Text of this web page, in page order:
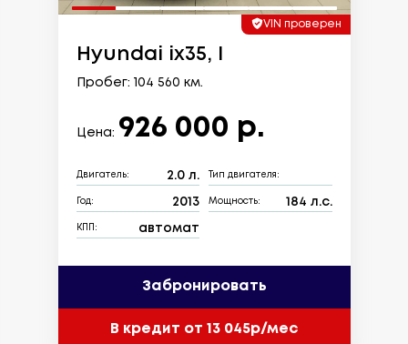
VIN проверен
Hyundai ix35, I
Пробег: 104 560 км.
Цена: 926 000 р.
Двигатель: 2.0 л. Тип двигателя:
Год: 2013 Мощность: 184 л.с.
КПП: автомат
Забронировать
В кредит от 13 045р/мес